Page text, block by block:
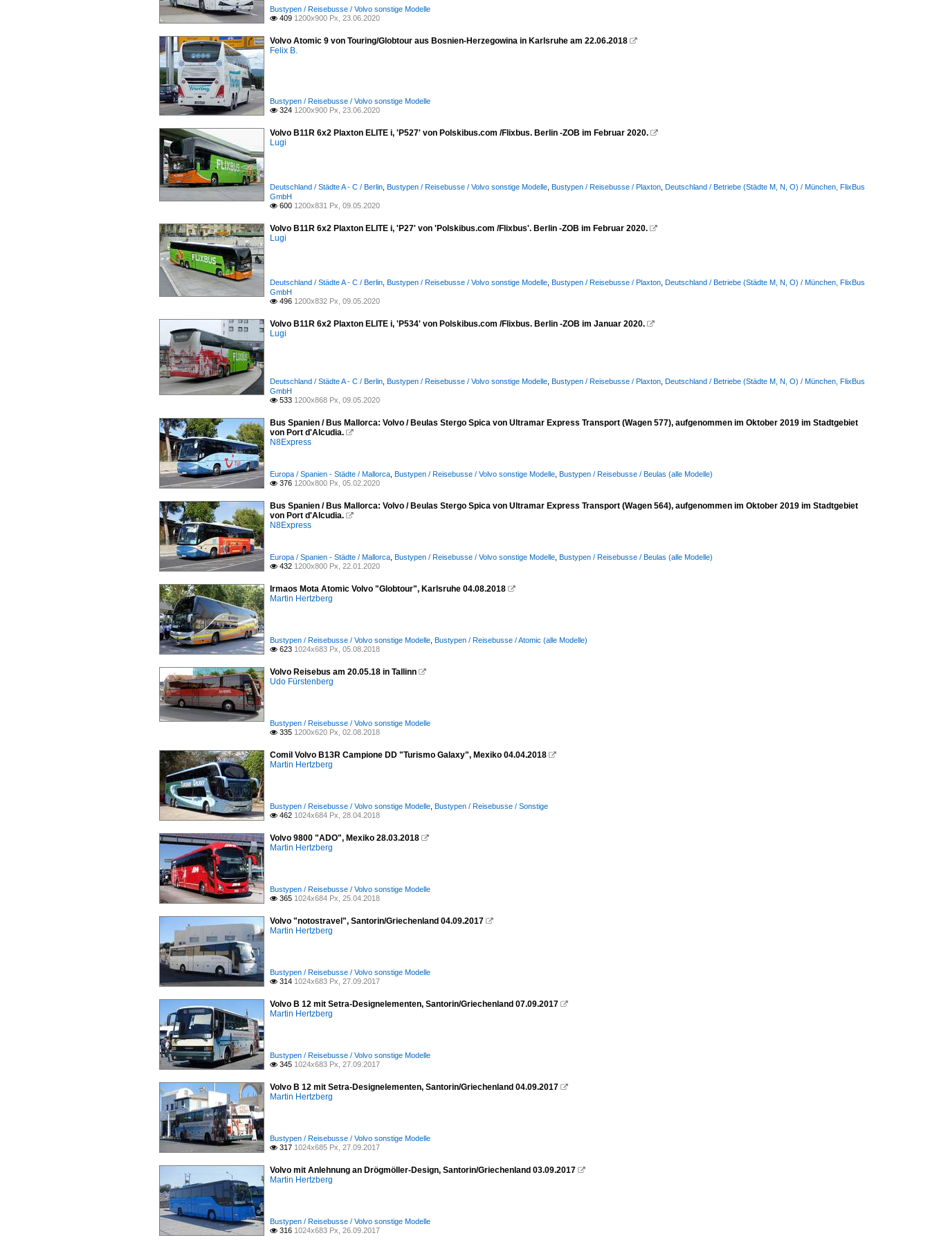
Bustypen / Reisebusse / Volvo sonstige Modelle
 409 1200x900 Px, 23.06.2020
Volvo Atomic 9 von Touring/Globtour aus Bosnien-Herzegowina in Karlsruhe am 22.06.2018 
Felix B.
Bustypen / Reisebusse / Volvo sonstige Modelle
 324 1200x900 Px, 23.06.2020
Volvo B11R 6x2 Plaxton ELITE i, 'P527' von Polskibus.com /Flixbus. Berlin -ZOB im Februar 2020. 
Lugi
Deutschland / Städte A - C / Berlin Bustypen / Reisebusse / Volvo sonstige Modelle Bustypen / Reisebusse / Plaxton Deutschland / Betriebe (Städte M, N, O) / München, FlixBus
GmbH
 600 1200x831 Px, 09.05.2020
Volvo B11R 6x2 Plaxton ELITE i, 'P27' von 'Polskibus.com /Flixbus'. Berlin -ZOB im Februar 2020. 
Lugi
Deutschland / Städte A - C / Berlin Bustypen / Reisebusse / Volvo sonstige Modelle Bustypen / Reisebusse / Plaxton Deutschland / Betriebe (Städte M, N, O) / München, FlixBus
GmbH
 496 1200x832 Px, 09.05.2020
Volvo B11R 6x2 Plaxton ELITE i, 'P534' von Polskibus.com /Flixbus. Berlin -ZOB im Januar 2020. 
Lugi
Deutschland / Städte A - C / Berlin Bustypen / Reisebusse / Volvo sonstige Modelle Bustypen / Reisebusse / Plaxton Deutschland / Betriebe (Städte M, N, O) / München, FlixBus
GmbH
 533 1200x868 Px, 09.05.2020
Bus Spanien / Bus Mallorca: Volvo / Beulas Stergo Spica von Ultramar Express Transport (Wagen 577), aufgenommen im Oktober 2019 im Stadtgebiet
von Port d'Alcudia. 
N8Express
Europa / Spanien - Städte / Mallorca Bustypen / Reisebusse / Volvo sonstige Modelle Bustypen / Reisebusse / Beulas (alle Modelle)
 376 1200x800 Px, 05.02.2020
Bus Spanien / Bus Mallorca: Volvo / Beulas Stergo Spica von Ultramar Express Transport (Wagen 564), aufgenommen im Oktober 2019 im Stadtgebiet
von Port d'Alcudia. 
N8Express
Europa / Spanien - Städte / Mallorca Bustypen / Reisebusse / Volvo sonstige Modelle Bustypen / Reisebusse / Beulas (alle Modelle)
 432 1200x800 Px, 22.01.2020
Irmaos Mota Atomic Volvo "Globtour", Karlsruhe 04.08.2018 
Martin Hertzberg
Bustypen / Reisebusse / Volvo sonstige Modelle Bustypen / Reisebusse / Atomic (alle Modelle)
 623 1024x683 Px, 05.08.2018
Volvo Reisebus am 20.05.18 in Tallinn 
Udo Fürstenberg
Bustypen / Reisebusse / Volvo sonstige Modelle
 335 1200x620 Px, 02.08.2018
Comil Volvo B13R Campione DD "Turismo Galaxy", Mexiko 04.04.2018 
Martin Hertzberg
Bustypen / Reisebusse / Volvo sonstige Modelle Bustypen / Reisebusse / Sonstige
 462 1024x684 Px, 28.04.2018
Volvo 9800 "ADO", Mexiko 28.03.2018 
Martin Hertzberg
Bustypen / Reisebusse / Volvo sonstige Modelle
 365 1024x684 Px, 25.04.2018
Volvo "notostravel", Santorin/Griechenland 04.09.2017 
Martin Hertzberg
Bustypen / Reisebusse / Volvo sonstige Modelle
 314 1024x683 Px, 27.09.2017
Volvo B 12 mit Setra-Designelementen, Santorin/Griechenland 07.09.2017 
Martin Hertzberg
Bustypen / Reisebusse / Volvo sonstige Modelle
 345 1024x683 Px, 27.09.2017
Volvo B 12 mit Setra-Designelementen, Santorin/Griechenland 04.09.2017 
Martin Hertzberg
Bustypen / Reisebusse / Volvo sonstige Modelle
 317 1024x685 Px, 27.09.2017
Volvo mit Anlehnung an Drögmöller-Design, Santorin/Griechenland 03.09.2017 
Martin Hertzberg
Bustypen / Reisebusse / Volvo sonstige Modelle
 316 1024x683 Px, 26.09.2017